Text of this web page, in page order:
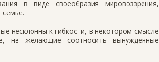
в виде своеобразия мировоззрения,
несклонны к гибкости, в некотором смысле
не желающие соотносить вынужденные